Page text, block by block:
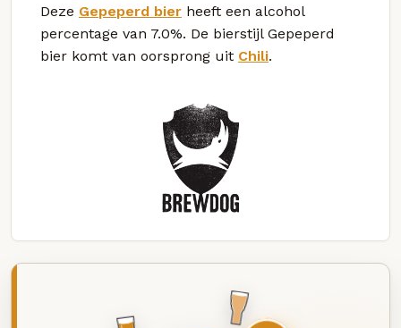
Deze Gepeperd bier heeft een alcohol
percentage van 7.0%. De bierstijl Gepeperd
bier komt van oorsprong uit Chili.